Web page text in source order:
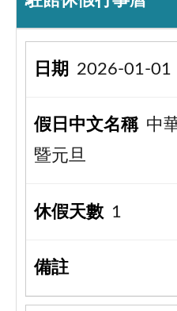
2026-01-01
中
暨元旦
1